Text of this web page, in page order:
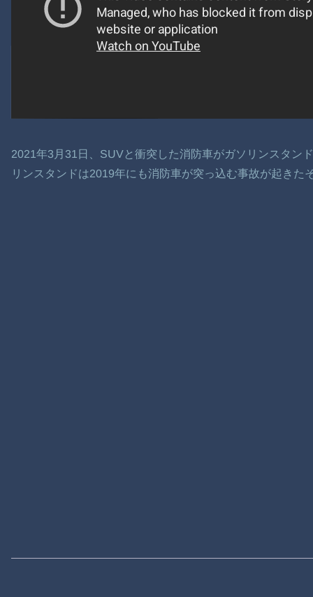
2021年3月31日、SUVと衝突した消防車がガソリンスタン
リンスタンドは2019年にも消防車が突っ込む事故が起きた